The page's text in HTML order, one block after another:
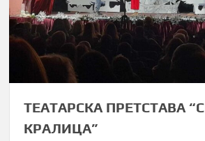
ТЕАТАРСКА ПРЕТСТАВА
КРАЛИЦА”